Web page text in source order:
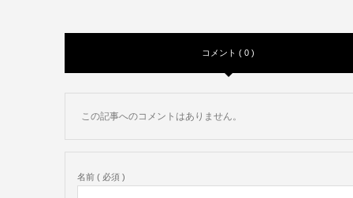
コメント ( 0 )
この記事へのコメントはありません。
名前 ( 必須 )